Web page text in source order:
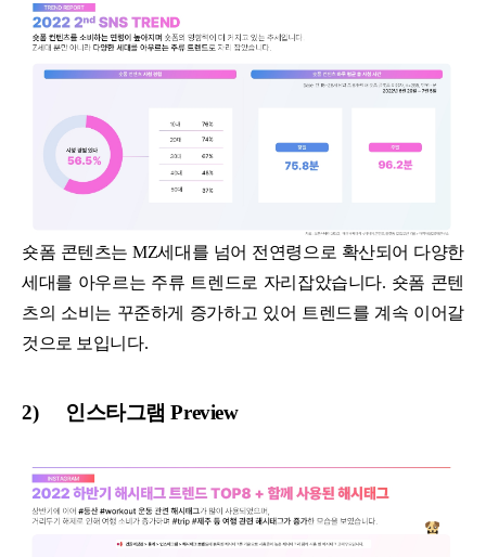
숏폼 콘텐츠는 MZ세대를 넘어 전연령으로 확산되어 다양한
세대를 아우르는 주류 트렌드로 자리잡았습니다. 숏폼 콘텐
츠의 소비는 꾸준하게 증가하고 있어 트렌드를 계속 이어갈
것으로 보입니다.
2) 인스타그램 Preview